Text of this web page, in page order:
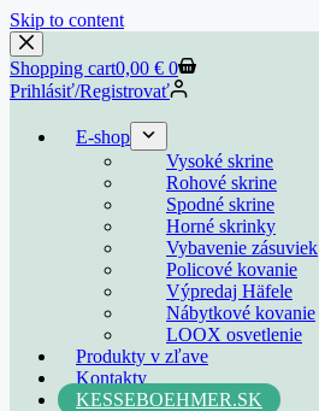
Skip to content
Shopping cart0,00 € 0
Prihlásiť/Registrovať
E-shop
Vysoké skrine
Rohové skrine
Spodné skrine
Horné skrinky
Vybavenie zásuviek
Policové kovanie
Výpredaj Häfele
Nábytkové kovanie
LOOX osvetlenie
Produkty v zľave
Kontakty
KESSEBOEHMER.SK